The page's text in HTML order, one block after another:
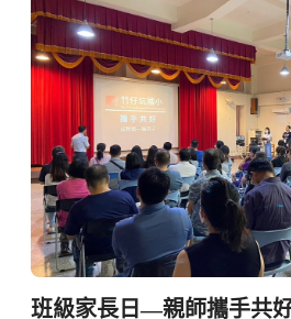
班級家長日—親師攜手共